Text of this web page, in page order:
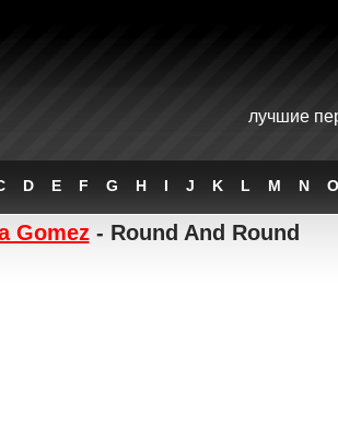
лучшие
D E F G H I J K L M N O
Gomez- Round And Round